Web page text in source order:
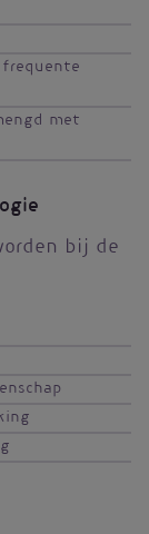
met
bij de